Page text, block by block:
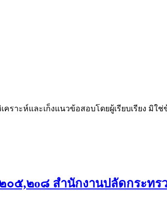
ราะห์และเก็งแนวข้อสอบโดยผู้เรียบเรียง มิใ
๕,๒o๘ สำนักงานปลัดกระทร